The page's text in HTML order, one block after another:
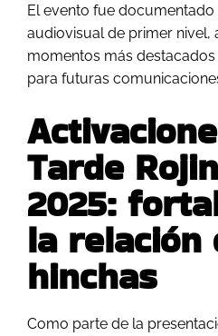
El evento fue
audiovisual de primer nivel,
momentos más
para futuras
Tarde
2025:
la relación
hinchas
Como parte de la